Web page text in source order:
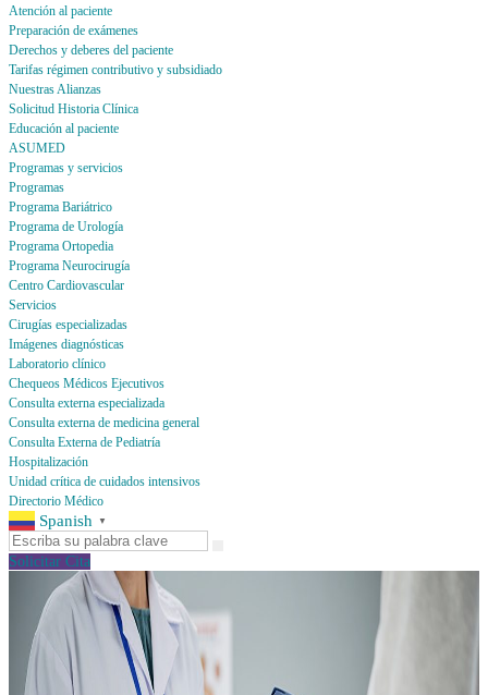
Atención al paciente
Preparación de exámenes
Derechos y deberes del paciente
Tarifas régimen contributivo y subsidiado
Nuestras Alianzas
Solicitud Historia Clínica
Educación al paciente
ASUMED
Programas y servicios
Programas
Programa Bariátrico
Programa de Urología
Programa Ortopedia
Programa Neurocirugía
Centro Cardiovascular
Servicios
Cirugías especializadas
Imágenes diagnósticas
Laboratorio clínico
Chequeos Médicos Ejecutivos
Consulta externa especializada
Consulta externa de medicina general
Consulta Externa de Pediatría
Hospitalización
Unidad crítica de cuidados intensivos
Directorio Médico
Spanish ▼
Solicitar Cita